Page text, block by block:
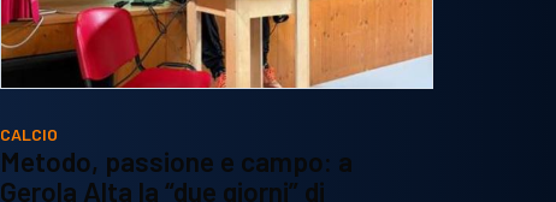
CALCIO
Metodo, passione e campo: a
Gerola Alta la “due giorni” di